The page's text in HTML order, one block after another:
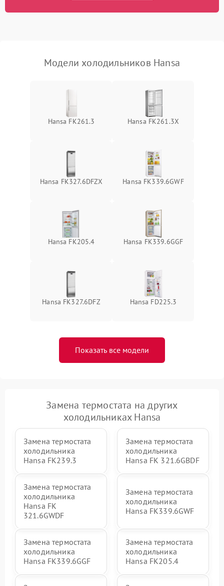
работе
2000 ₽ Подробнее →
Модели холодильников Hansa
Hansa FK261.3 Hansa FK261.3X
Hansa FK327.6DFZX Hansa FK339.6GWF
Hansa FK205.4 Hansa FK339.6GGF
Hansa FK327.6DFZ Hansa FD225.3
Показать все модели
Замена термостата на других
холодильниках Hansa
Замена термостата
холодильника
Hansa FK239.3
Замена термостата
холодильника
Hansa FK 321.6GBDF
Замена термостата
холодильника
Hansa FK
321.6GWDF
Замена термостата
холодильника
Hansa FK339.6GWF
Замена термостата
холодильника
Hansa FK339.6GGF
Замена термостата
холодильника
Hansa FK205.4